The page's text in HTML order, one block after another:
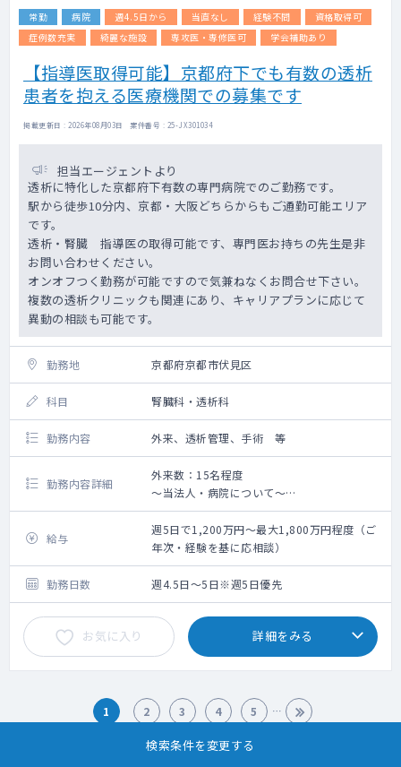
常勤 病院 週4.5日から 当直なし 経験不問
資格取得可
症例数充実
綺麗な施設 専攻医・専修医可 学会補助あり
【指導医取得可能】京都府下でも有数の透析
患者を抱える医療機関での募集です
掲載更新日 : 2026年08月03日 案件番号 : 25-JX301034
担当エージェントより
透析に特化した京都府下有数の専門病院でのご勤務です。
駅から徒歩10分内、京都・大阪どちらからもご通勤可能エリア
です。
透析・腎臓 指導医の取得可能です、専門医お持ちの先生是非
お問い合わせください。
オンオフつく勤務が可能ですので気兼ねなくお問合せ下さい。
複数の透析クリニックも関連にあり、キャリアプランに応じて
異動の相談も可能です。
勤務地 京都府京都市伏見区
科目 腎臓科・透析科
勤務内容 外来、透析管理、手術 等
勤務内容詳細
外来数：15名程度
～当法人・病院について～
バスキュラーアクセスセンターを備えた透析
専門病院と、複数のクリニックを持つ法人で
す。
京都では有数の実績・件数を誇っており、特
にバスキュラーアクセスは京都エリアでは1,2
を争う件数です。
循環器や外科がバックボーンの先生もおら
れ、万全の体制が整っております。
～期待される業務内容～
いいたします。
シャント手術についてもお願いしたい意向で
すが、ご希望に応じて調整します。
給与
週5日で1,200万円～最大1,800万円程度（ご
年次・経験を基に応相談）
勤務日数 週4.5日～5日※週5日優先
お気に入り 詳細をみる
1 2 3 4 5
件中 1～ 20件を表示
検索条件を変更する